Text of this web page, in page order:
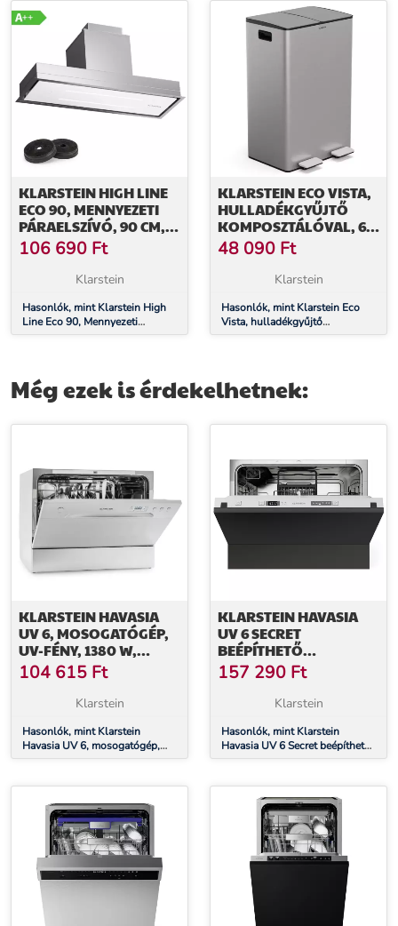
KLARSTEIN HIGH LINE
ECO 90, MENNYEZETI
PÁRAELSZÍVÓ, 90 CM,
436 M³/Ó, FOKOZATOK,
TÁVIRÁNYÍTÓ,
KÖRNYEZETI VILÁGÍTÁS
106 690 Ft
Klarstein
Hasonlók, mint Klarstein High
Line Eco 90, Mennyezeti
páraelszívó, 90 cm, 436 m³/ó,
KLARSTEIN ECO VISTA,
HULLADÉKGYŰJTŐ
KOMPOSZTÁLÓVAL, 60
L + 3 L/TÁROLÓ, +
KOMPOSZTÁLÓ, SOFT-
48 090 Ft
Klarstein
Hasonlók, mint Klarstein Eco
Vista, hulladékgyűjtő
komposztálóval, 60 l + 3
Még ezek is érdekelhetnek:
KLARSTEIN HAVASIA
UV 6, MOSOGATÓGÉP,
UV-FÉNY, 1380 W,
SZABADON ÁLLÓ
104 615 Ft
Klarstein
Hasonlók, mint Klarstein
Havasia UV 6, mosogatógép,
UV-fény, 1380 W, szabadon álló
KLARSTEIN HAVASIA
UV 6 SECRET
BEÉPÍTHETŐ
MOSOGATÓGÉP,
KOMPAKT, 6 KÉSZLET,
UV-LÁMPA, 6
157 290 Ft
Klarstein
Hasonlók, mint Klarstein
Havasia UV 6 Secret beépíthető
mosogatógép, kompakt, 6